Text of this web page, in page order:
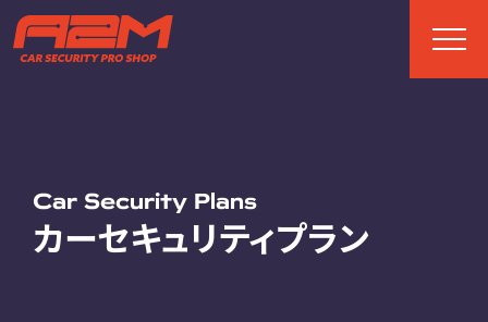
Car Security Plans
カーセキュリティプラン
ABOUT